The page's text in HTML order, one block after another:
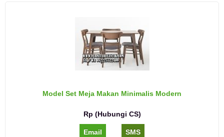
Model Set Meja Makan Minimalis Modern
Rp (Hubungi CS)
Email SMS